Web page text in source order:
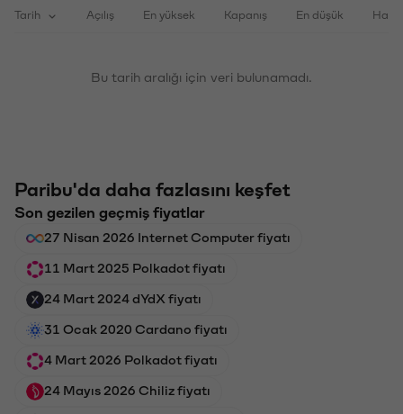
Tarih Açılış En yüksek Kapanış En düşük
Bu tarih aralığı için veri bulunamadı.
Paribu'da daha fazlasını keşfet
Son gezilen geçmiş fiyatlar
27 Nisan 2026 Internet Computer fiyatı
11 Mart 2025 Polkadot fiyatı
24 Mart 2024 dYdX fiyatı
31 Ocak 2020 Cardano fiyatı
4 Mart 2026 Polkadot fiyatı
24 Mayıs 2026 Chiliz fiyatı